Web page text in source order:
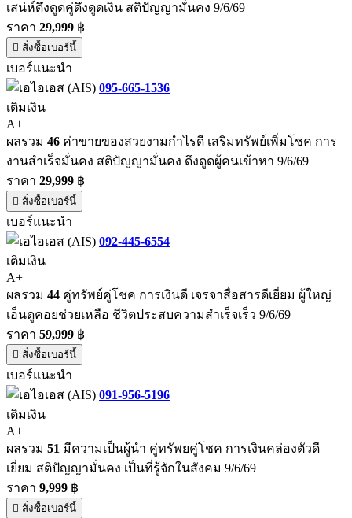
เสน่ห์ดึงดูดคู่ดึงดูดเงิน สติปัญญามั่นคง 9/6/69
ราคา 29,999 ฿
สั่งซื้อเบอร์นี้
เบอร์แนะนำ
095-665-1536
เติมเงิน
A+
ผลรวม 46 ค่าขายของสวยงามกำไรดี เสริมทรัพย์เพิ่มโชค การ
งานสำเร็จมั่นคง สติปัญญามั่นคง ดึงดูดผู้คนเข้าหา 9/6/69
ราคา 29,999 ฿
สั่งซื้อเบอร์นี้
เบอร์แนะนำ
092-445-6554
เติมเงิน
A+
ผลรวม 44 คู่ทรัพย์คู่โชค การเงินดี เจรจาสื่อสารดีเยี่ยม ผู้ใหญ่
เอ็นดูคอยช่วยเหลือ ชีวิตประสบความสำเร็จเร็ว 9/6/69
ราคา 59,999 ฿
สั่งซื้อเบอร์นี้
เบอร์แนะนำ
091-956-5196
เติมเงิน
A+
ผลรวม 51 มีความเป็นผู้นำ คู่ทรัพยคู่โชค การเงินคล่องตัวดี
เยี่ยม สติปัญญามั่นคง เป็นที่รู้จักในสังคม 9/6/69
ราคา 9,999 ฿
สั่งซื้อเบอร์นี้